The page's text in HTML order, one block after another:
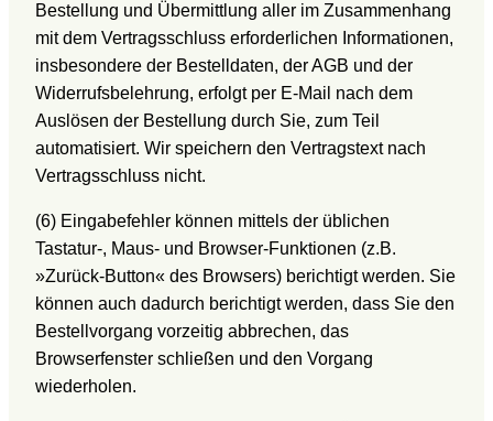
Bestellung und Übermittlung aller im Zusammenhang
mit dem Vertragsschluss erforderlichen Informationen,
insbesondere der Bestelldaten, der AGB und der
Widerrufsbelehrung, erfolgt per E-Mail nach dem
Auslösen der Bestellung durch Sie, zum Teil
automatisiert. Wir speichern den Vertragstext nach
Vertragsschluss nicht.
(6) Eingabefehler können mittels der üblichen
Tastatur-, Maus- und Browser-Funktionen (z.B.
»Zurück-Button« des Browsers) berichtigt werden. Sie
können auch dadurch berichtigt werden, dass Sie den
Bestellvorgang vorzeitig abbrechen, das
Browserfenster schließen und den Vorgang
wiederholen.